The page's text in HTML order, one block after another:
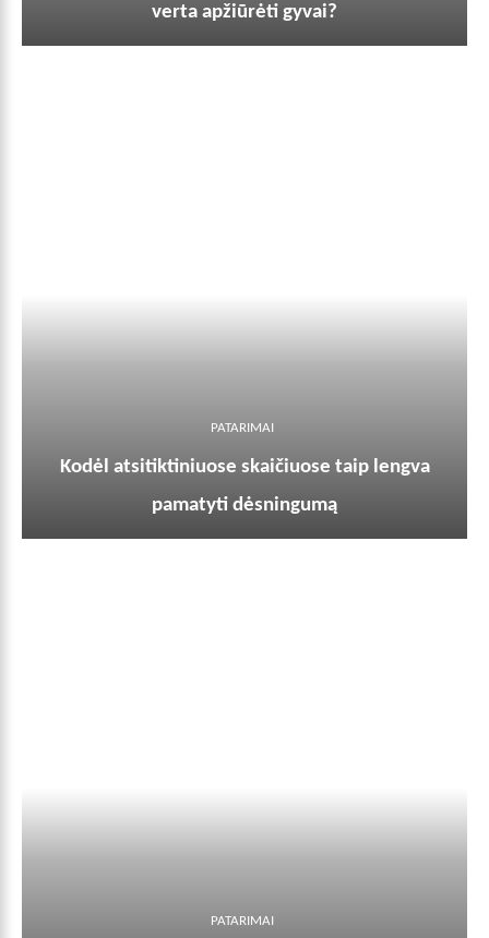
verta apžiūrėti gyvai?
PATARIMAI
Kodėl atsitiktiniuose skaičiuose taip lengva
pamatyti dėsningumą
PATARIMAI